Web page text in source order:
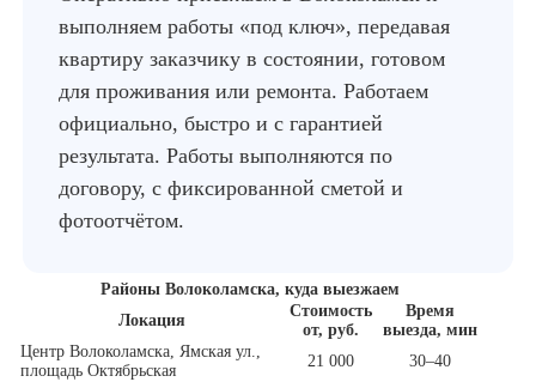
выполняем работы «под ключ», передавая
квартиру заказчику в состоянии, готовом
для проживания или ремонта. Работаем
официально, быстро и с гарантией
результата. Работы выполняются по
договору, с фиксированной сметой и
фотоотчётом.
Районы Волоколамска, куда выезжаем
Локация
Стоимость
от, руб.
Время
выезда, мин
Центр Волоколамска, Ямская ул.,
площадь Октябрьская
21 000
30–40